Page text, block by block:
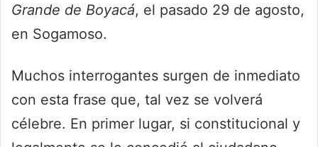
Grande de Boyacá, el pasado 29 de agosto,
en Sogamoso.
Muchos interrogantes surgen de inmediato
con esta frase que, tal vez se volverá
célebre. En primer lugar, si constitucional y